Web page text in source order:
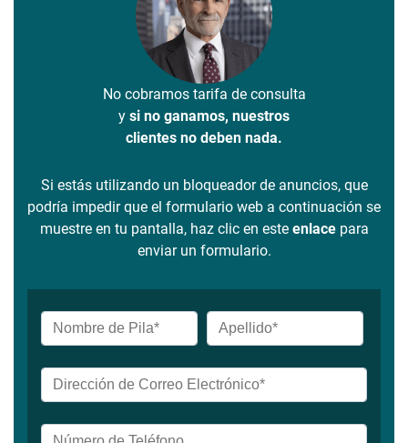
No cobramos tarifa de consulta
y si no ganamos, nuestros
clientes no deben nada.
Si estás utilizando un bloqueador de anuncios, que
podría impedir que el formulario web a continuación se
muestre en tu pantalla, haz clic en este enlacepara
enviar un formulario.